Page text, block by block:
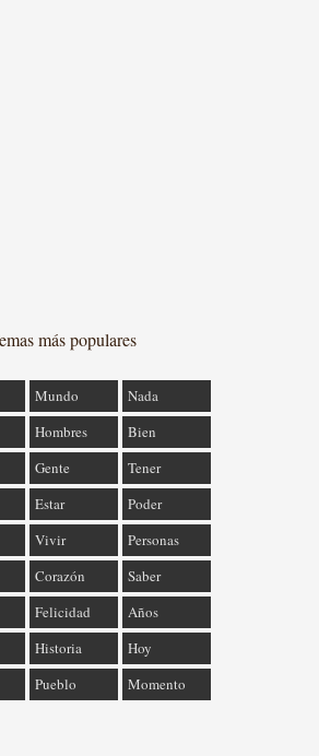
más populares
Mundo
Nada
Hombres
Bien
Gente
Tener
Estar
Poder
Vivir
Personas
Corazón
Saber
Felicidad
Años
Historia
Hoy
Pueblo Momento